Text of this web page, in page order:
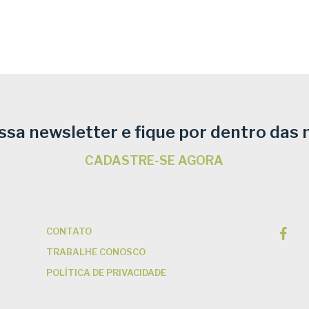
newsletter e fique por dentro das
CADASTRE-SE AGORA
CONTATO
TRABALHE CONOSCO
POLÍTICA DE PRIVACIDADE